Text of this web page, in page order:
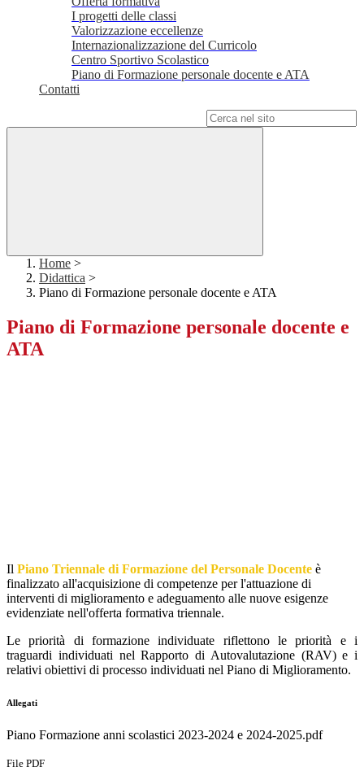
I progetti delle classi
Valorizzazione eccellenze
Internazionalizzazione del Curricolo
Centro Sportivo Scolastico
Piano di Formazione personale docente e ATA
Contatti
Home >
Didattica >
Piano di Formazione personale docente e ATA
Piano di Formazione personale docente e
ATA
Il Piano Triennale di Formazione del Personale Docente è
finalizzato all'acquisizione di competenze per l'attuazione di
interventi di miglioramento e adeguamento alle nuove esigenze
evidenziate nell'offerta formativa triennale.
Le priorità di formazione individuate riflettono le priorità e i
traguardi individuati nel Rapporto di Autovalutazione (RAV) e i
relativi obiettivi di processo individuati nel Piano di Miglioramento.
Allegati
Piano Formazione anni scolastici 2023-2024 e 2024-2025.pdf
File PDF